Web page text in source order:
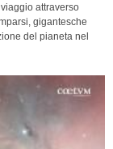
attraverso
gigantesche
del pianeta nel